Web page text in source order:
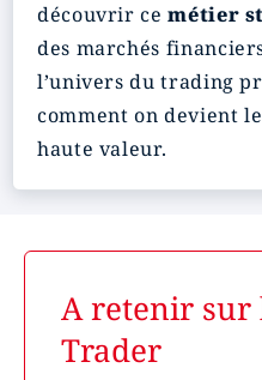
découvrir cemétier
des marchés
l’univers du trading
comment on devient
haute valeur.
A retenir sur
Trader